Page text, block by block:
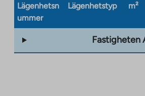
Lägenhetsn
ummer
Lägenhetstyp m²
Fastigheten